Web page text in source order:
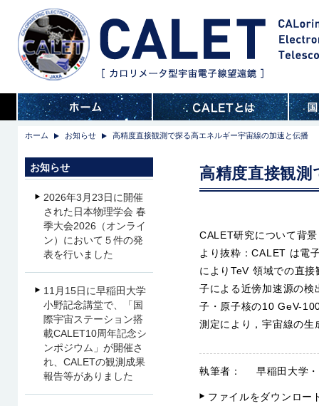
ホーム お知らせ 高精度直接観測で探る高エネルギー宇宙線の加速と伝播
高精度直接観
CALET研究について背
より抜粋：CALET は電
によりTeV 領域での直
子による近傍加速源の検
子・原子核の10 GeV-
測定により，宇宙線の生
執筆者： 早稲田大学
ファイルをダウンロー
お知らせ
2026年3月23日に開催
された日本物理学会 春
季大会2026（オンライ
ン）において５件の発
表を行いました
11月15日に早稲田大学
小野記念講堂で、「国
際宇宙ステーション搭
載CALET10周年記念シ
ンポジウム」が開催さ
れ、CALETの観測成果
報告等がありました